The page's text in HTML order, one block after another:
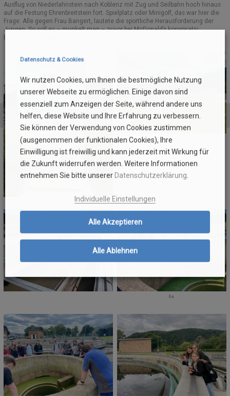
Ausflug von Niederlahnstein nach Koblenz mit Zug und Seilbahn hoch hinaus
auf die Festung Ehrenbreitstein fort. Spielplatz oder Minigolf, das war hier die
Frage. Alle gegen Frau Bangert, lautete die sportliche Herausforderung der
Jungen. So soll es – munkelt man – zuvor bei McDonald’s konspirativ
beschlossen worden sein.
6a
Datenschutz & Cookies
Wir nutzen Cookies, um Ihnen die bestmögliche Nutzung
unserer Webseite zu ermöglichen. Einige davon sind
essenziell zum Anzeigen der Seite, während andere uns
helfen, diese Website und Ihre Erfahrung zu verbessern.
Sie können der Verwendung von Cookies zustimmen
(ausgenommen der funktionalen Cookies), Ihre
Einwilligung ist freiwillig und kann jederzeit mit Wirkung für
die Zukunft widerrufen werden. Weitere Informationen
entnehmen Sie bitte unserer Datenschutzerklärung.
Individuelle Einstellungen
Alle Akzeptieren
Alle Ablehnen